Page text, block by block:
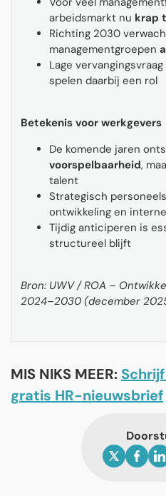
arbeidsmarkt nu krap
Richting 2030
managementgroepen
Lage
spelen daarbij een rol
Betekenis voor werkgevers
De komende jaren
voorspelbaarheid,
talent
Strategisch
ontwikkeling en
Tijdig anticiperen is
structureel blijft
Bron: UWV / ROA –
2024–2030 (december
MIS NIKS MEER:
gratis HR-nieuwsbrief